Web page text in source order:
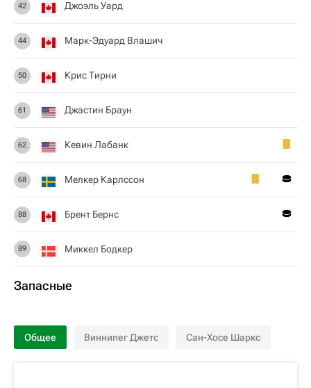
42 Джоэль Уард
44 Марк-Эдуард Влашич
50 Крис Тирни
61 Джастин Браун
62 Кевин Лабанк
68 Мелкер Карлссон
88 Брент Бернс
89 Миккел Бодкер
Запасные
Общее Виннипег Джетс Сан-Хосе Шаркс